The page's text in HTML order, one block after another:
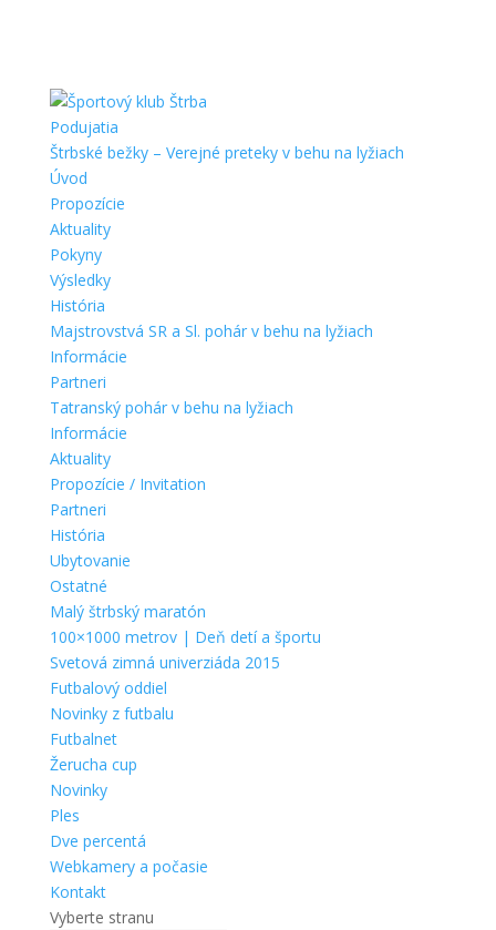
Podujatia
Štrbské bežky – Verejné preteky v behu na lyžiach
Úvod
Propozície
Aktuality
Pokyny
Výsledky
História
Majstrovstvá SR a Sl. pohár v behu na lyžiach
Informácie
Partneri
Tatranský pohár v behu na lyžiach
Informácie
Aktuality
Propozície / Invitation
Partneri
História
Ubytovanie
Ostatné
Malý štrbský maratón
100×1000 metrov | Deň detí a športu
Svetová zimná univerziáda 2015
Futbalový oddiel
Novinky z futbalu
Futbalnet
Žerucha cup
Novinky
Ples
Dve percentá
Webkamery a počasie
Kontakt
Vyberte stranu